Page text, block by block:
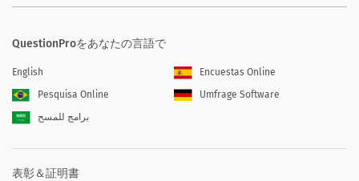
QuestionProをあなたの言語で
English
Encuestas Online
Pesquisa Online
Umfrage Software
برامج للمسح
表彰＆証明書